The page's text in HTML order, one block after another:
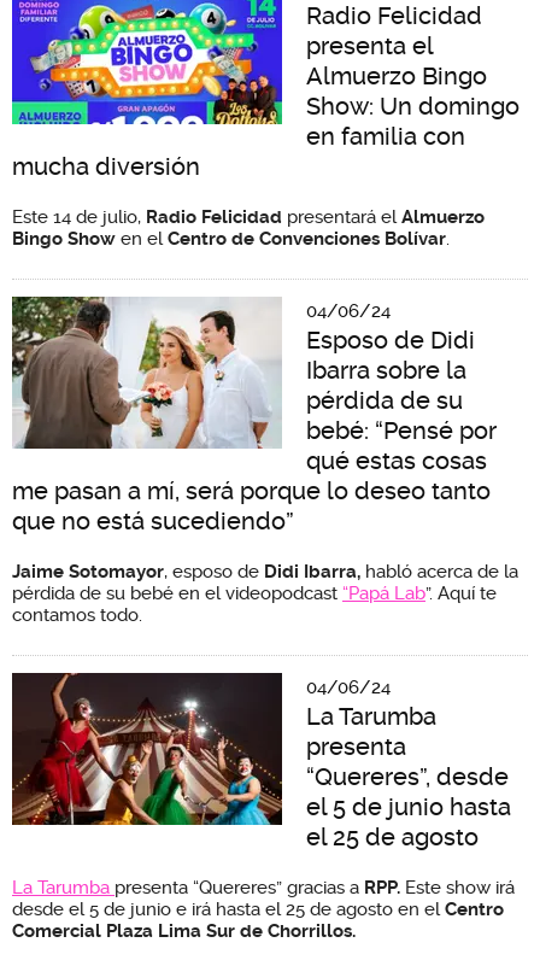
Radio Felicidad
presenta el
Almuerzo Bingo
Show: Un domingo
en familia con
mucha diversión
Este 14 de julio, Radio Felicidad presentará elAlmuerzo
Bingo Show en elCentro de Convenciones Bolívar.
04/06/24
Esposo de Didi
Ibarra sobre la
pérdida de su
bebé: “Pensé por
qué estas cosas
me pasan a mí, será porque lo deseo tanto
que no está sucediendo”
Jaime Sotomayor, esposo de Didi Ibarra, habló acerca de la
pérdida de su bebé en el videopodcast “Papá Lab”. Aquí te
contamos todo.
04/06/24
La Tarumba
presenta
“Quereres”, desde
el 5 de junio hasta
el 25 de agosto
La Tarumba presenta “Quereres” gracias a RPP. Este show irá
desde el 5 de junio e irá hasta el 25 de agosto en elCentro
Comercial Plaza Lima Sur de Chorrillos.